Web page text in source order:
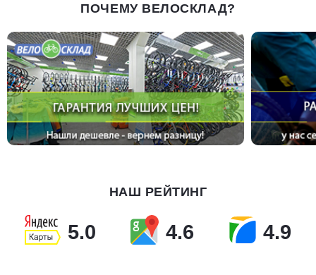
ПОЧЕМУ ВЕЛОСКЛАД?
НАШ РЕЙТИНГ
5.0 4.6 4.9